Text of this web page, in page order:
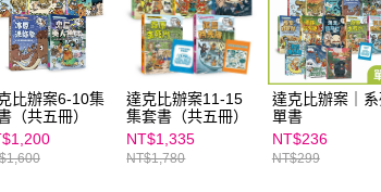
比辦案6-10集
（共五冊）
達克比辦案11-15
集套書（共五冊）
NT$1,335
NT$1,780
達克比辦案｜系
單書
NT$236
NT$299